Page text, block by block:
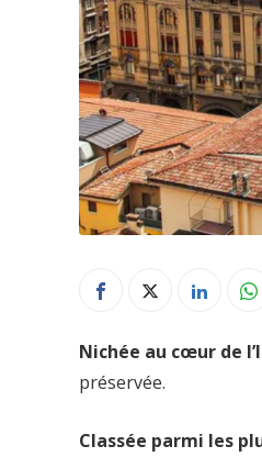
Nichée au cœur de
préservée.
Classée parmi les